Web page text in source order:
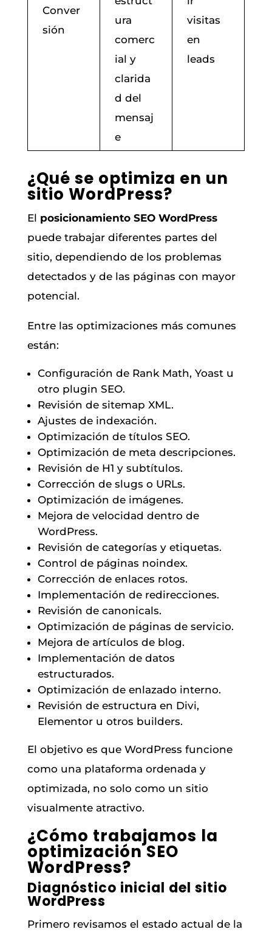
Conver
sión
ura
comerc
ial y
clarida
d del
mensaj
e
visitas
en
leads
¿Qué se optimiza en un
sitio WordPress?
El posicionamiento SEO WordPress
puede trabajar diferentes partes del
sitio, dependiendo de los problemas
detectados y de las páginas con mayor
potencial.
Entre las optimizaciones más comunes
están:
Configuración de Rank Math, Yoast u
otro plugin SEO.
Revisión de sitemap XML.
Ajustes de indexación.
Optimización de títulos SEO.
Optimización de meta descripciones.
Revisión de H1 y subtítulos.
Corrección de slugs o URLs.
Optimización de imágenes.
Mejora de velocidad dentro de
WordPress.
Revisión de categorías y etiquetas.
Control de páginas noindex.
Corrección de enlaces rotos.
Implementación de redirecciones.
Revisión de canonicals.
Optimización de páginas de servicio.
Mejora de artículos de blog.
Implementación de datos
estructurados.
Optimización de enlazado interno.
Revisión de estructura en Divi,
Elementor u otros builders.
El objetivo es que WordPress funcione
como una plataforma ordenada y
optimizada, no solo como un sitio
visualmente atractivo.
¿Cómo trabajamos la
optimización SEO
WordPress?
Diagnóstico inicial del sitio
WordPress
Primero revisamos el estado actual de la